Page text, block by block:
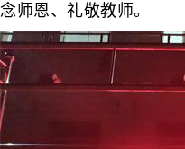
念师恩、礼敬教师。